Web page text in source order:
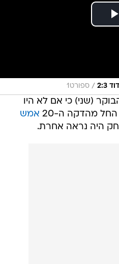
/ ספורט1
(שני) כי אם לא היו
מהדקה ה-20
אמש
היה נראה אחרת.